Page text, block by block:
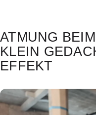
ATMUNG
KLEIN
FFEKT